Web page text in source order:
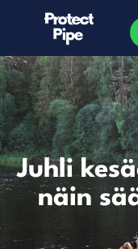
Juhli
näin